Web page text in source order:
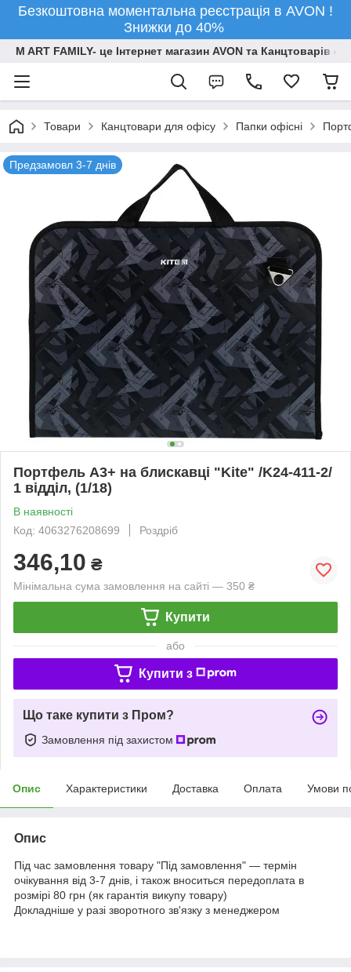
Безкоштовна моментальна реєстрація в AVON !
Знижки до 40%
M ART FAMILY- це Інтернет магазин AVON та Канцтоварів
Товари Канцтовари для офiсу Папки офісні
Предзамовл 3-7 днів
Портфель А3+ на блискавці "Kite" /K24-411-2/
1 відділ, (1/18)
В наявності
Код: 4063276208699
Роздріб
346,10 ₴
Мінімальна сума замовлення на сайті — 350 ₴
Купити
або
Купити з
Що таке купити з Пром?
Замовлення під захистом
Опис Характеристики Доставка Оплата Умови
Опис
Під час замовлення товару "Під замовлення" — термін
очікування від 3-7 днів, і також вноситься передоплата в
розмірі 80 грн (як гарантія викупу товару)
Докладніше у разі зворотного зв'язку з менеджером